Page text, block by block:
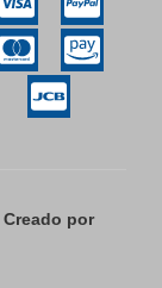
Creado por